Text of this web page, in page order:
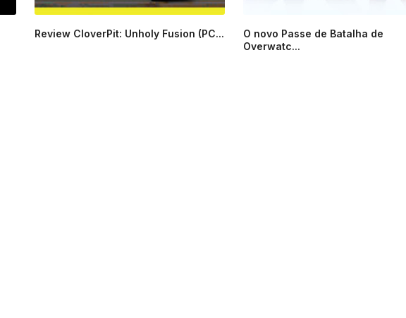
Review CloverPit: Unholy Fusion (PC...
O novo Passe de Batalha de
Overwatc...